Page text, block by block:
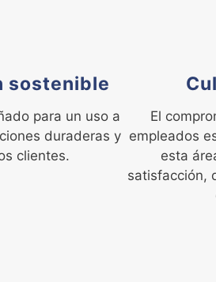
sostenible
para un uso a
duraderas y
clientes.
El
empleados
esta
satisfacción,